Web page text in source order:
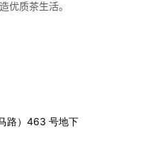
优质茶生活。
路）463 号地下